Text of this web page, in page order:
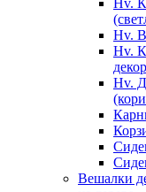
Hv.
Hv.
Hv.
Hv.
Вешалки